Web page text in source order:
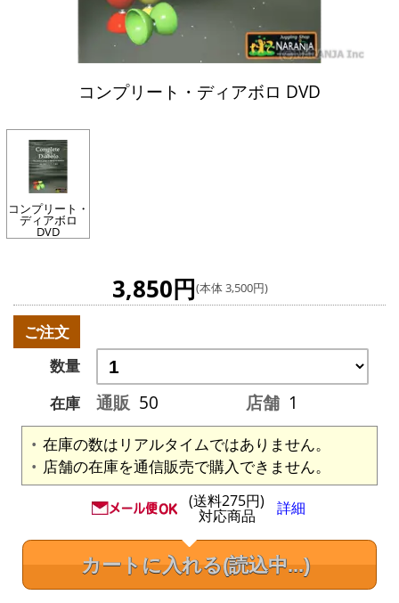
コンプリート・ディアボロ DVD
コンプリート・
ディアボロ
DVD
3,850円(本体 3,500円)
ご注文
数量
在庫
通販 50 店舗 1
在庫の数はリアルタイムではありません。
店舗の在庫を通信販売で購入できません。
(送料275円)
対応商品 詳細
カートに入れる(読込中...)